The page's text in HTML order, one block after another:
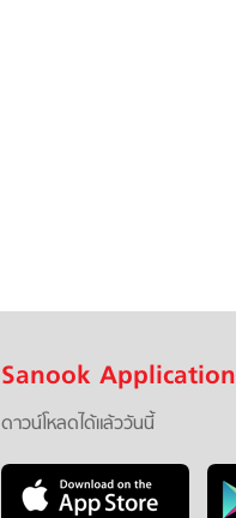
Sanook Application
ดาวน์โหลดได้แล้ววันนี้